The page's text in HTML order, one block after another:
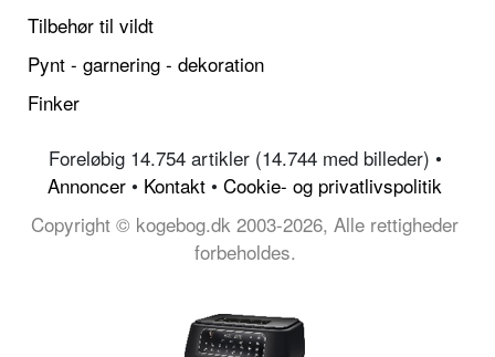
Tilbehør til vildt
Pynt - garnering - dekoration
Finker
Foreløbig 14.754 artikler (14.744 med billeder) •
Annoncer • Kontakt • Cookie- og privatlivspolitik
Copyright © kogebog.dk 2003-2026, Alle rettigheder
forbeholdes.